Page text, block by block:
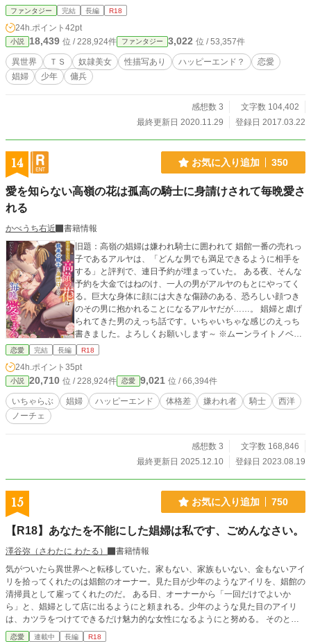
固定化されるということだった。 それは数奇な運命をたど
tter.com/tobiranoizumi/status/842601005783031808 表紙イ
ラスト：とびらの様 本文：中七七三 脚色：中七七三 エロ考
証：中七七三 物語の描写・展開につきましては、一切とびら
の様には関係ありません。 シノプスのみ拝借しております。
もし、作品内に（無いと思いますが）不適切な表現などあり
ファンタジー 完結 長編 R18
24h.ポイント 42pt
小説 18,439 位 / 228,924件 ファンタジー 3,022 位 / 53,357件
異世界 ＴＳ 奴隷美女 性描写あり ハッピーエンド？
恋愛
娼婦
少年 傭兵
感想数 3
文字数 104,402
最終更新日 2020.11.29
登録日 2017.03.22
14 お気に入り追加 350
愛を知らない高嶺の花は孤高の騎士に身請けされて毎晩愛さ
れる
かべうち右近
書籍情報
旧題：高嶺の娼婦は嫌われ騎士に囲われて 娼館一番の売れっ
子であるアルヤは、「どんな男でも満足できるように相手を
する」と評判で、連日予約が埋まっていた。 ある夜、そんな
予約を大金ではねのけ、一人の男がアルヤのもとにやってく
る。巨大な身体に顔には大きな傷跡のある、恐ろしい顔つき
のその男に抱かれることになるアルヤだが……。 娼婦と虐げ
られてきた男のえっち話です。いちゃいちゃな感じのえっち
書きました。よろしくお願いします～ ※ムーンライトノベル
ズにも同時掲載です。 ※Ｒシーンの入る回には※マークをつ
に身請けされて毎晩愛される」に改題のうえ、ノーチェブッ
クス様より12/10に発売することになりました。 連載版は10
日ごろに引き下げられる予定です。 たくさんの方に読んでい
ただき、本当にありがとうございました。 書籍化記念といた
恋愛 完結 長編 R18
24h.ポイント 35pt
小説 20,710 位 / 228,924件 恋愛 9,021 位 / 66,394件
いちゃらぶ 娼婦 ハッピーエンド 体格差 嫌われ者 騎士
西洋
ノーチェ
感想数 3
文字数 168,846
最終更新日 2025.12.10
登録日 2023.08.19
15 お気に入り追加 750
【R18】あなたを不能にした娼婦は私です、ごめんなさい。
澤谷弥（さわたに わたる）
書籍情報
気がついたら異世界へと転移していた。家もない、家族もいない、金もないアイ
リを拾ってくれたのは娼館のオーナー。見た目が少年のようなアイリを、娼館の
清掃員として雇ってくれたのだ。 ある日、オーナーから「一回だけでよいか
ら」と、娼婦として店に出るようにと頼まれる。少年のような見た目のアイリ
は、カツラをつけてできるだけ魅力的な女性になるようにと努める。 そのとき
の相手は騎士団第五師団長のウィルフォード。彼は潜入調査として娼館を訪れて
恋愛 連載中 長編 R18